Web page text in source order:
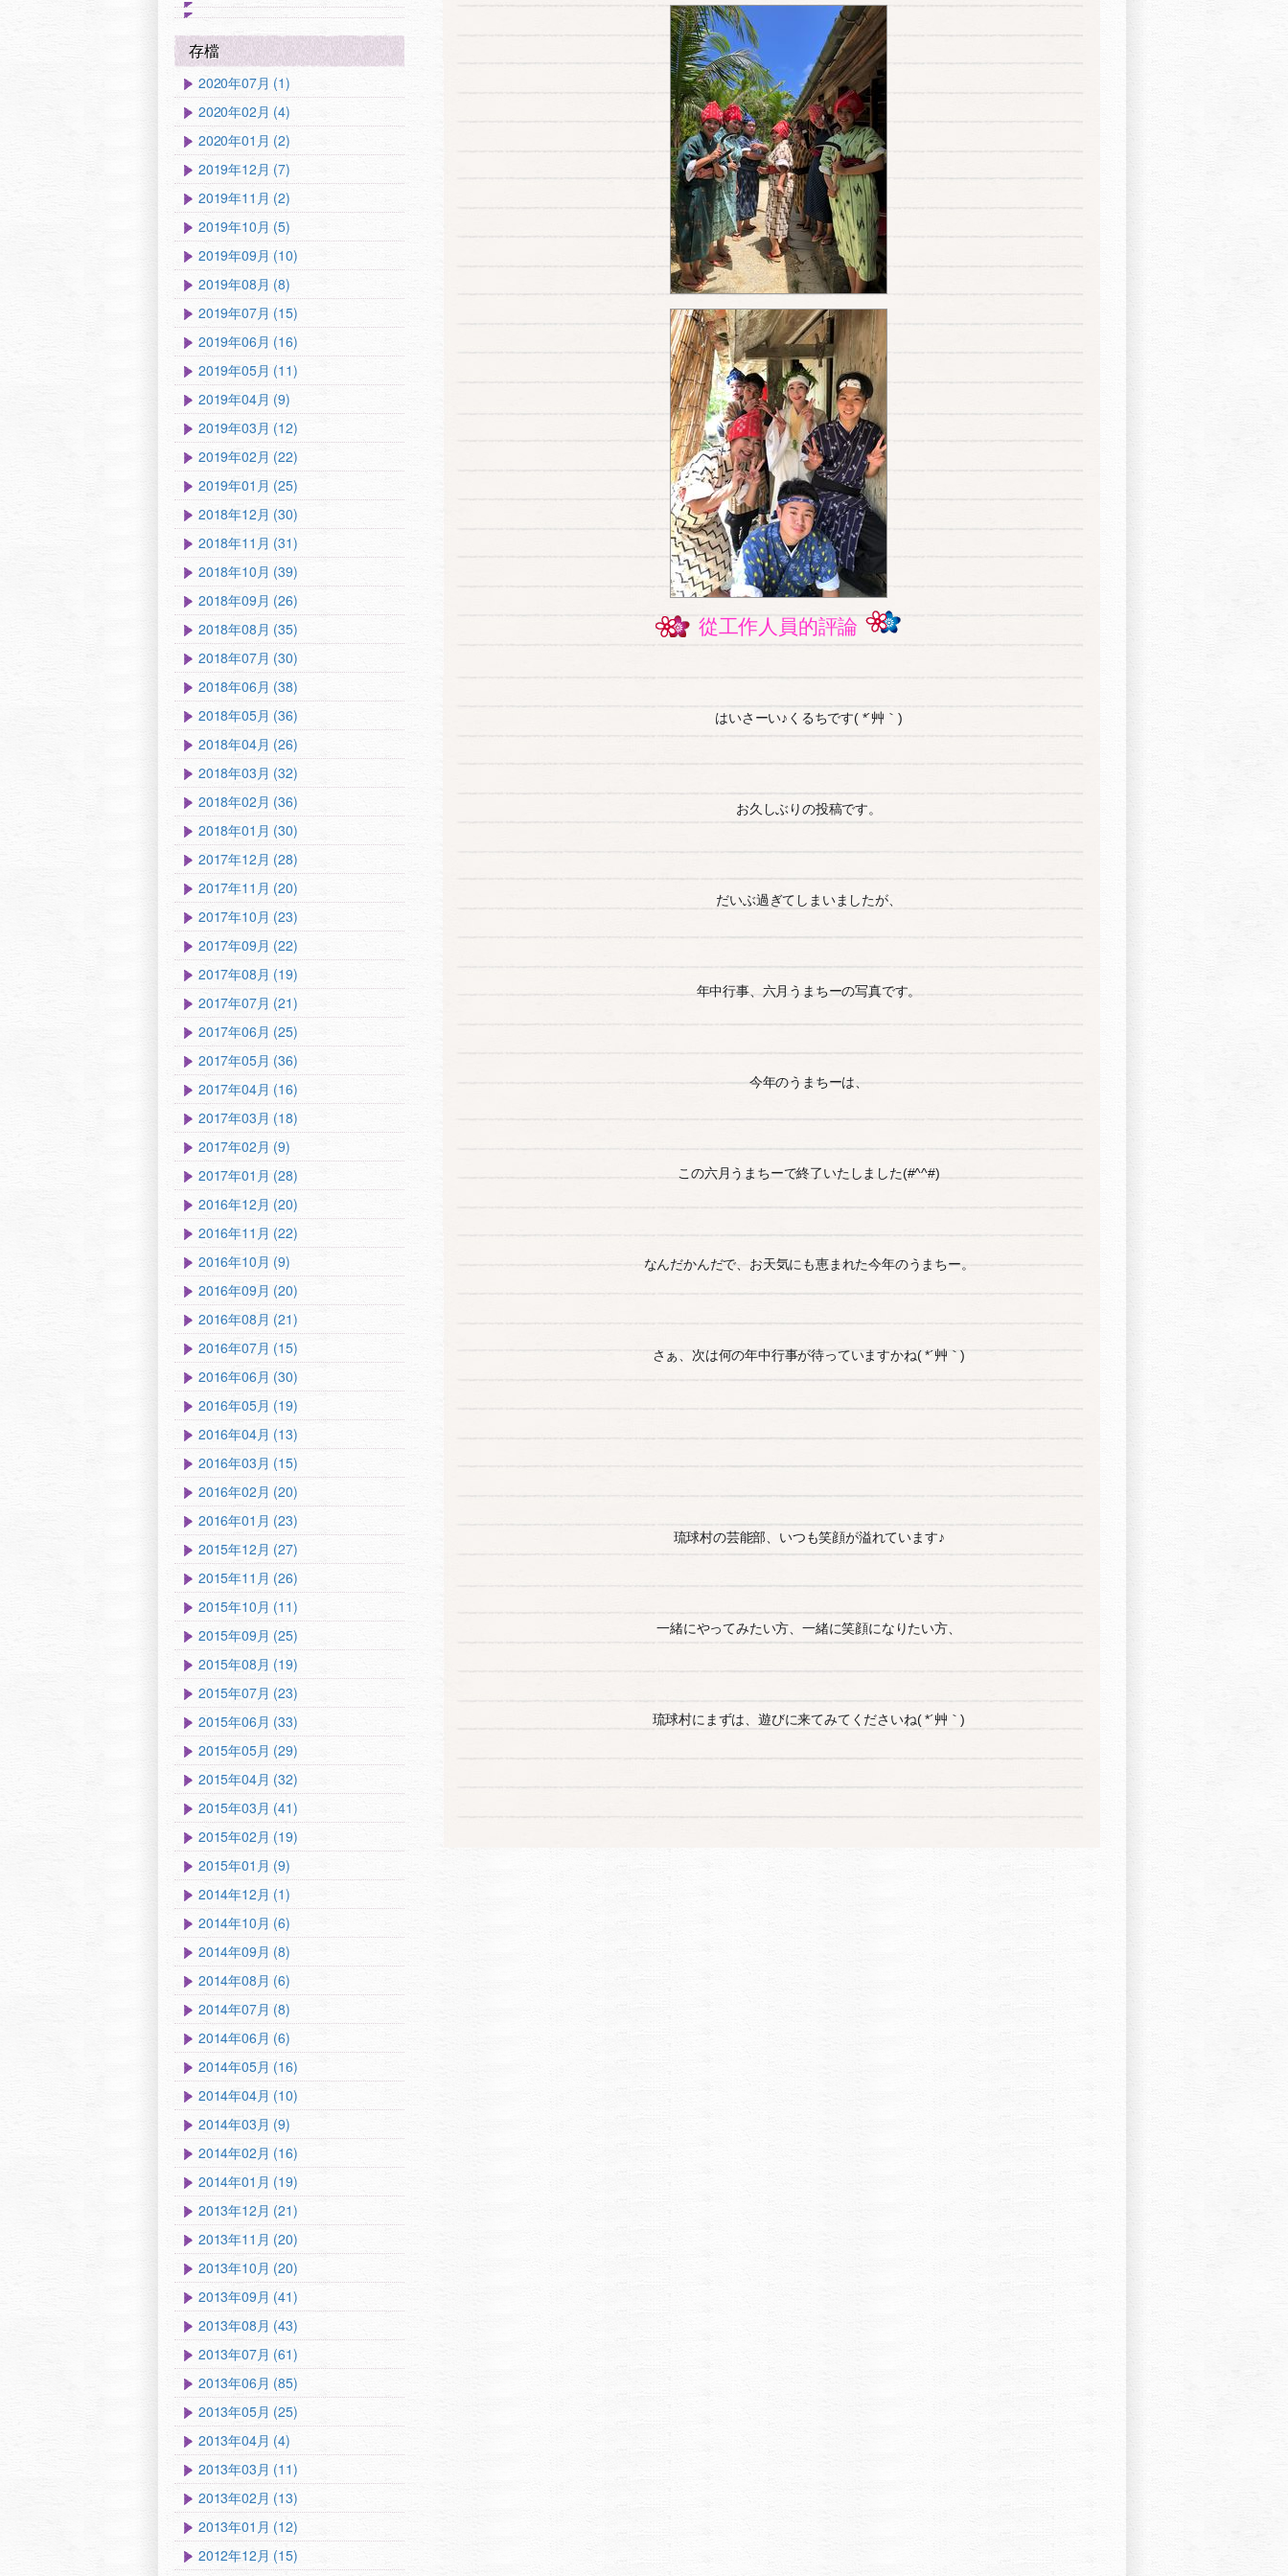
從工作人員的評論
はいさーい♪くるちです( *´艸｀)
お久しぶりの投稿です。
だいぶ過ぎてしまいましたが、
年中行事、六月うまちーの写真です。
今年のうまちーは、
この六月うまちーで終了いたしました(#^^#)
なんだかんだで、お天気にも恵まれた今年のうまちー。
さぁ、次は何の年中行事が待っていますかね( *´艸｀)
琉球村の芸能部、いつも笑顔が溢れています♪
一緒にやってみたい方、一緒に笑顔になりたい方、
琉球村にまずは、遊びに来てみてくださいね( *´艸｀)
存檔
2020年07月 (1)
2020年02月 (4)
2020年01月 (2)
2019年12月 (7)
2019年11月 (2)
2019年10月 (5)
2019年09月 (10)
2019年08月 (8)
2019年07月 (15)
2019年06月 (16)
2019年05月 (11)
2019年04月 (9)
2019年03月 (12)
2019年02月 (22)
2019年01月 (25)
2018年12月 (30)
2018年11月 (31)
2018年10月 (39)
2018年09月 (26)
2018年08月 (35)
2018年07月 (30)
2018年06月 (38)
2018年05月 (36)
2018年04月 (26)
2018年03月 (32)
2018年02月 (36)
2018年01月 (30)
2017年12月 (28)
2017年11月 (20)
2017年10月 (23)
2017年09月 (22)
2017年08月 (19)
2017年07月 (21)
2017年06月 (25)
2017年05月 (36)
2017年04月 (16)
2017年03月 (18)
2017年02月 (9)
2017年01月 (28)
2016年12月 (20)
2016年11月 (22)
2016年10月 (9)
2016年09月 (20)
2016年08月 (21)
2016年07月 (15)
2016年06月 (30)
2016年05月 (19)
2016年04月 (13)
2016年03月 (15)
2016年02月 (20)
2016年01月 (23)
2015年12月 (27)
2015年11月 (26)
2015年10月 (11)
2015年09月 (25)
2015年08月 (19)
2015年07月 (23)
2015年06月 (33)
2015年05月 (29)
2015年04月 (32)
2015年03月 (41)
2015年02月 (19)
2015年01月 (9)
2014年12月 (1)
2014年10月 (6)
2014年09月 (8)
2014年08月 (6)
2014年07月 (8)
2014年06月 (6)
2014年05月 (16)
2014年04月 (10)
2014年03月 (9)
2014年02月 (16)
2014年01月 (19)
2013年12月 (21)
2013年11月 (20)
2013年10月 (20)
2013年09月 (41)
2013年08月 (43)
2013年07月 (61)
2013年06月 (85)
2013年05月 (25)
2013年04月 (4)
2013年03月 (11)
2013年02月 (13)
2013年01月 (12)
2012年12月 (15)